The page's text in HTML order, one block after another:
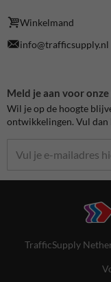
Winkelmand
info@trafficsupply.nl
Meld je aan voor
Wil je op de hoogte
ontwikkelingen. Vul
TrafficSupply